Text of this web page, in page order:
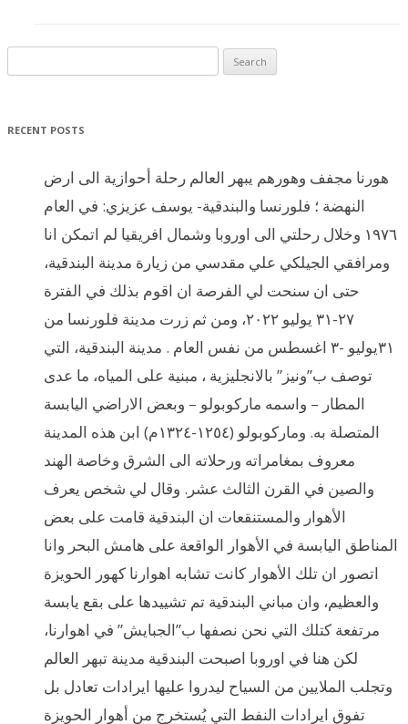
RECENT POSTS
هورنا مجفف وهورهم يبهر العالم رحلة أحوازية الى ارض
النهضة ؛ فلورنسا والبندقية- يوسف عزيزي: في العام
١٩٧٦ وخلال رحلتي الى اوروبا وشمال افريقيا لم اتمكن انا
ومرافقي الجيلكي علي مقدسي من زيارة مدينة البندقية،
حتى ان سنحت لي الفرصة ان اقوم بذلك في الفترة
٢٧-٣١ يوليو ٢٠٢٢، ومن ثم زرت مدينة فلورنسا من
٣١يوليو -٣ اغسطس من نفس العام . مدينة البندقية، التي
توصف ب”ونيز” بالانجليزية ، مبنية على المياه، ما عدى
المطار – واسمه ماركوبولو – وبعض الاراضي اليابسة
المتصلة به. وماركوبولو (١٢٥٤-١٣٢٤م) ابن هذه المدينة
معروف بمغامراته ورحلاته الى الشرق وخاصة الهند
والصين في القرن الثالث عشر. وقال لي شخص يعرف
الأهوار والمستنقعات ان البندقية قامت على بعض
المناطق اليابسة في الأهوار الواقعة على هامش البحر وانا
اتصور ان تلك الأهوار كانت تشابه اهوارنا كهور الحويزة
والعظيم، وان مباني البندقية تم تشييدها على بقع يابسة
مرتفعة كتلك التي نحن نصفها ب”الجبايش” في اهوارنا،
لكن هنا في اوروبا اصبحت البندقية مدينة تبهر العالم
وتجلب الملايين من السياح ليدروا عليها ايرادات تعادل بل
تفوق ايرادات النفط التي يُستخرج من أهوار الحويزة